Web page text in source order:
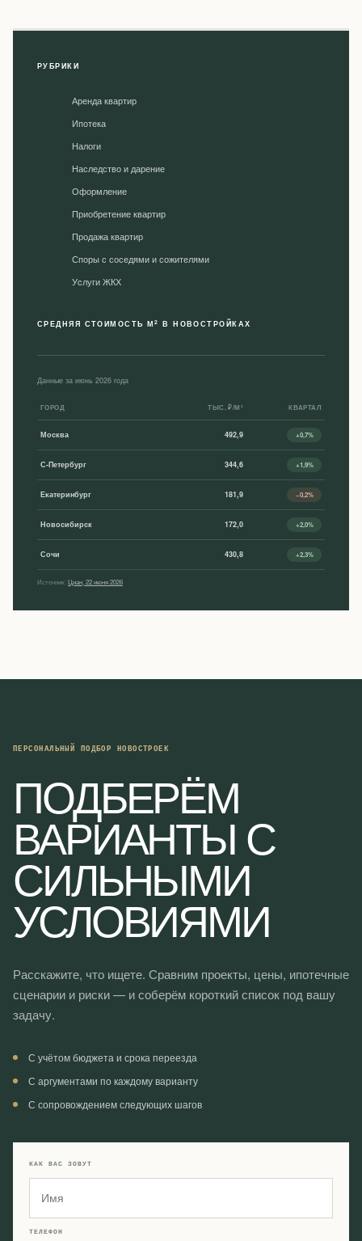
РУБРИКИ
Аренда квартир
Ипотека
Налоги
Наследство и дарение
Оформление
Приобретение квартир
Продажа квартир
Споры с соседями и сожителями
Уcлуги ЖКХ
СРЕДНЯЯ СТОИМОСТЬ М2 В НОВОСТРОЙКАХ
Данные за июнь 2026 года
ГОРОД ТЫС. ₽/М² КВАРТАЛ
Москва 492,9 +0,7%
С-Петербург 344,6 +1,9%
Екатеринбург 181,9 −0,2%
Новосибирск 172,0 +2,0%
Сочи 430,8 +2,3%
Источник:Циан, 22 июня 2026
ПЕРСОНАЛЬНЫЙ ПОДБОР НОВОСТРОЕК
ПОДБЕРЁМ
ВАРИАНТЫ С
СИЛЬНЫМИ
УСЛОВИЯМИ
Расскажите, что ищете. Сравним проекты, цены, ипотечные
сценарии и риски — и соберём короткий список под вашу
задачу.
С учётом бюджета и срока переезда
С аргументами по каждому варианту
С сопровождением следующих шагов
КАК ВАС ЗОВУТ
ТЕЛЕФОН